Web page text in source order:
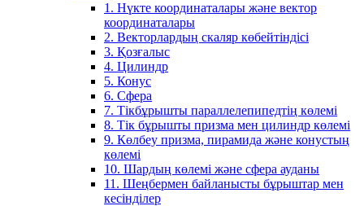
1. Нүкте координаталары және вектор
координаталары
2. Векторлардың скаляр көбейтіндісі
3. Қозғалыс
4. Цилиндр
5. Конус
6. Сфера
7. Тікбұрышты параллелепипедтің көлемі
8. Тік бұрышты призма мен цилиндр көлемі
9. Көлбеу призма, пирамида және конустың
көлемі
10. Шардың көлемі және сфера ауданы
11. Шеңбермен байланысты бұрыштар мен
кесінділер